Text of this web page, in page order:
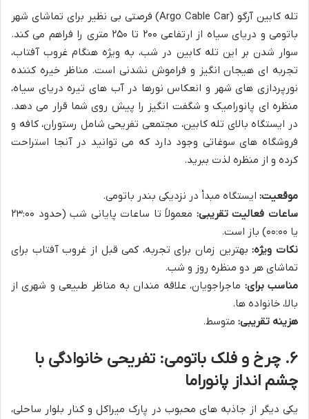
تله کابین آرگو (Argo Cable Car) فرصتی بی نظیر برای تماشای شهر
باتومی و دریای سیاه از ارتفاعی ۲۰۰ تا ۲۵۰ متری را فراهم می کند.
سوار شدن بر این تله کابین در شب، به ویژه هنگام غروب آفتاب،
تجربه ای هیجان انگیز و فراموش نشدنی است. مناظر خیره کننده
نورپردازی های شهر و انعکاس نورها در آب های تیره دریای سیاه،
منظره ای پانورامیک و شگفت انگیز را پیش روی شما قرار می دهد.
در ایستگاه بالای تله کابین، مجتمعی تفریحی شامل رستوران، کافه و
فروشگاه های سوغاتی وجود دارد که می توانید در آنجا استراحت
کرده و از منظره لذت ببرید.
موقعیت: ایستگاه مبدأ در نزدیکی بندر باتومی.
ساعات فعالیت تقریبی:
معمولاً تا ساعات پایانی شب (حدود ۲۳:۰۰
یا ۰۰:۰۰) باز است.
نکات ویژه:بهترین زمان برای تجربه، کمی قبل از غروب آفتاب برای
تماشای هر دو منظره روز و شب.
مناسب برای: ماجراجویان، علاقه مندان به مناظر طبیعی و شهری از
بالا، خانواده ها.
هزینه تقریبی: متوسط.
۶. چرخ و فلک باتومی: تفریحی خانوادگی با
چشم انداز پانوراما
یکی دیگر از جاذبه های محبوب در پارک میراکل و کنار بلوار ساحلی،